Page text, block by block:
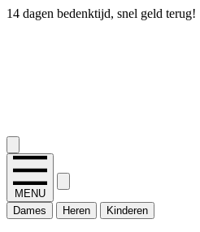
14 dagen bedenktijd, snel geld terug!
MENU
Dames
Heren Kinderen